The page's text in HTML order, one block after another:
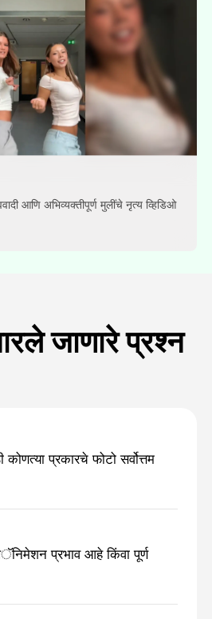
आणि अभिव्यक्तीपूर्ण मुलींचे नृत्य व्हिडिओ
जाणारे प्रश्न
प्रकारचे फोटो सर्वोत्तम
प्रभाव आहे किंवा पूर्ण